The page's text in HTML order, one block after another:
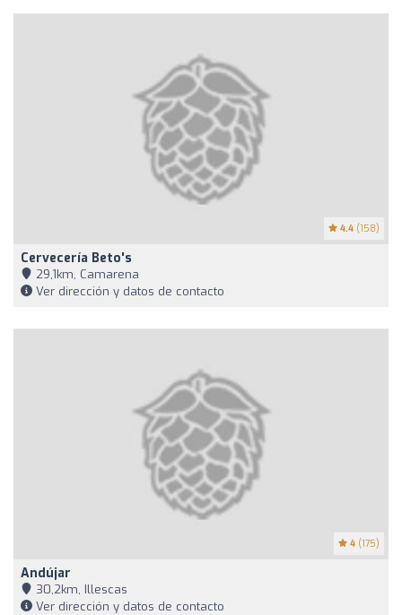
4.4 (158)
Cervecería Beto's
29,1km, Camarena
Ver dirección y datos de contacto
4 (175)
Andújar
30,2km, Illescas
Ver dirección y datos de contacto